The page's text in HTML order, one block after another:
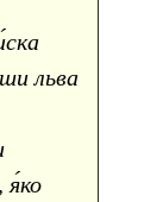
льва
я́ко